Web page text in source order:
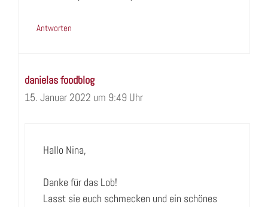
Antworten
danielas foodblog
15. Januar 2022 um 9:49 Uhr
Hallo Nina,
Danke für das Lob!
Lasst sie euch schmecken und ein schönes